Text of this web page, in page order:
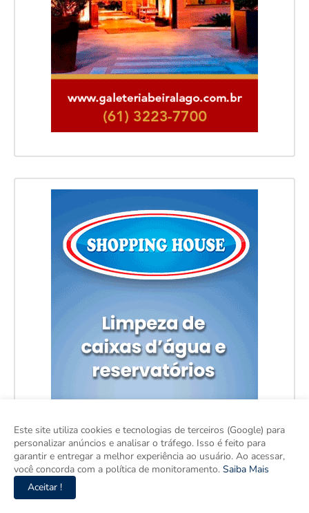
Este site utiliza cookies e tecnologias de terceiros (Google) para
personalizar anúncios e analisar o tráfego. Isso é feito para
garantir e entregar a melhor experiência ao usuário. Ao acessar,
você concorda com a política de monitoramento. Saiba Mais
Aceitar !